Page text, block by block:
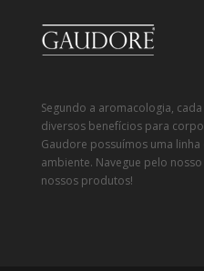
Segundo a aromacologia,
diversos benefícios para
Gaudore possuímos uma
ambiente. Navegue pelo
nossos produtos!